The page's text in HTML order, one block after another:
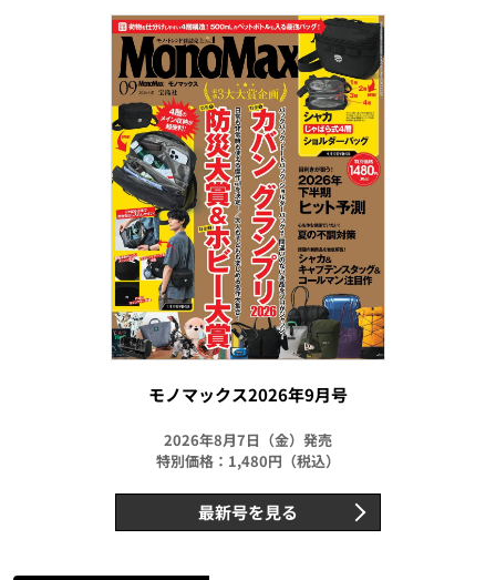
モノマックス2026年9月号
2026年8月7日（金）発売
特別価格：1,480円（税込）
最新号を見る